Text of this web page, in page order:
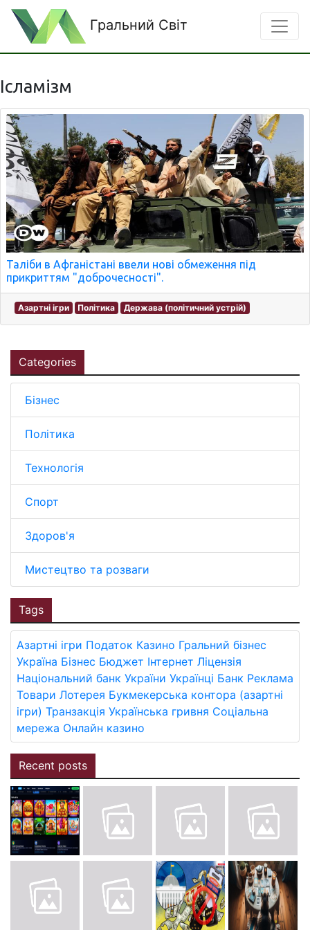
Гральний Світ
Ісламізм
Таліби в Афганістані ввели нові обмеження під
прикриттям "доброчесності".
Азартні ігри Політика Держава (політичний устрій)
Categories
Бізнес
Політика
Технологія
Спорт
Здоров'я
Мистецтво та розваги
Tags
Азартні ігри Податок Казино Гральний бізнес
Україна Бізнес Бюджет Інтернет Ліцензія
Національний банк України Українці Банк Реклама
Товари Лотерея Букмекерська контора (азартні
ігри) Транзакція Українська гривня Соціальна
мережа Онлайн казино
Recent posts